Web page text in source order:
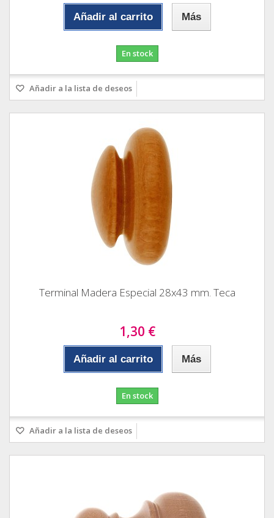
Añadir al carrito Más
En stock
Añadir a la lista de deseos
Terminal Madera Especial 28x43 mm. Teca
1,30 €
Añadir al carrito Más
En stock
Añadir a la lista de deseos